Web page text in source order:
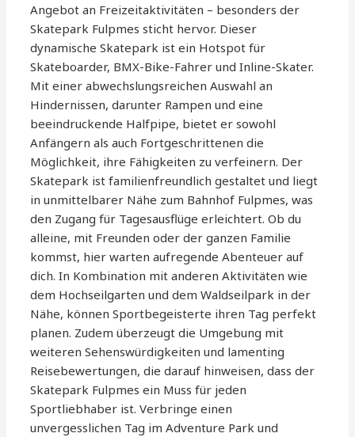
Angebot an Freizeitaktivitäten – besonders der
Skatepark Fulpmes sticht hervor. Dieser
dynamische Skatepark ist ein Hotspot für
Skateboarder, BMX-Bike-Fahrer und Inline-Skater.
Mit einer abwechslungsreichen Auswahl an
Hindernissen, darunter Rampen und eine
beeindruckende Halfpipe, bietet er sowohl
Anfängern als auch Fortgeschrittenen die
Möglichkeit, ihre Fähigkeiten zu verfeinern. Der
Skatepark ist familienfreundlich gestaltet und liegt
in unmittelbarer Nähe zum Bahnhof Fulpmes, was
den Zugang für Tagesausflüge erleichtert. Ob du
alleine, mit Freunden oder der ganzen Familie
kommst, hier warten aufregende Abenteuer auf
dich. In Kombination mit anderen Aktivitäten wie
dem Hochseilgarten und dem Waldseilpark in der
Nähe, können Sportbegeisterte ihren Tag perfekt
planen. Zudem überzeugt die Umgebung mit
weiteren Sehenswürdigkeiten und lamenting
Reisebewertungen, die darauf hinweisen, dass der
Skatepark Fulpmes ein Muss für jeden
Sportliebhaber ist. Verbringe einen
unvergesslichen Tag im Adventure Park und